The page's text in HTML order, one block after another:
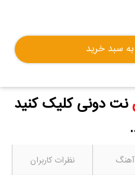
سبد خرید
نت دونی کلیک کنید
نظرات کاربران